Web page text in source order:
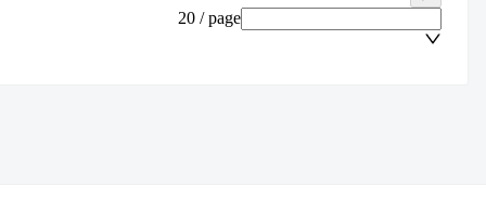
20 / page